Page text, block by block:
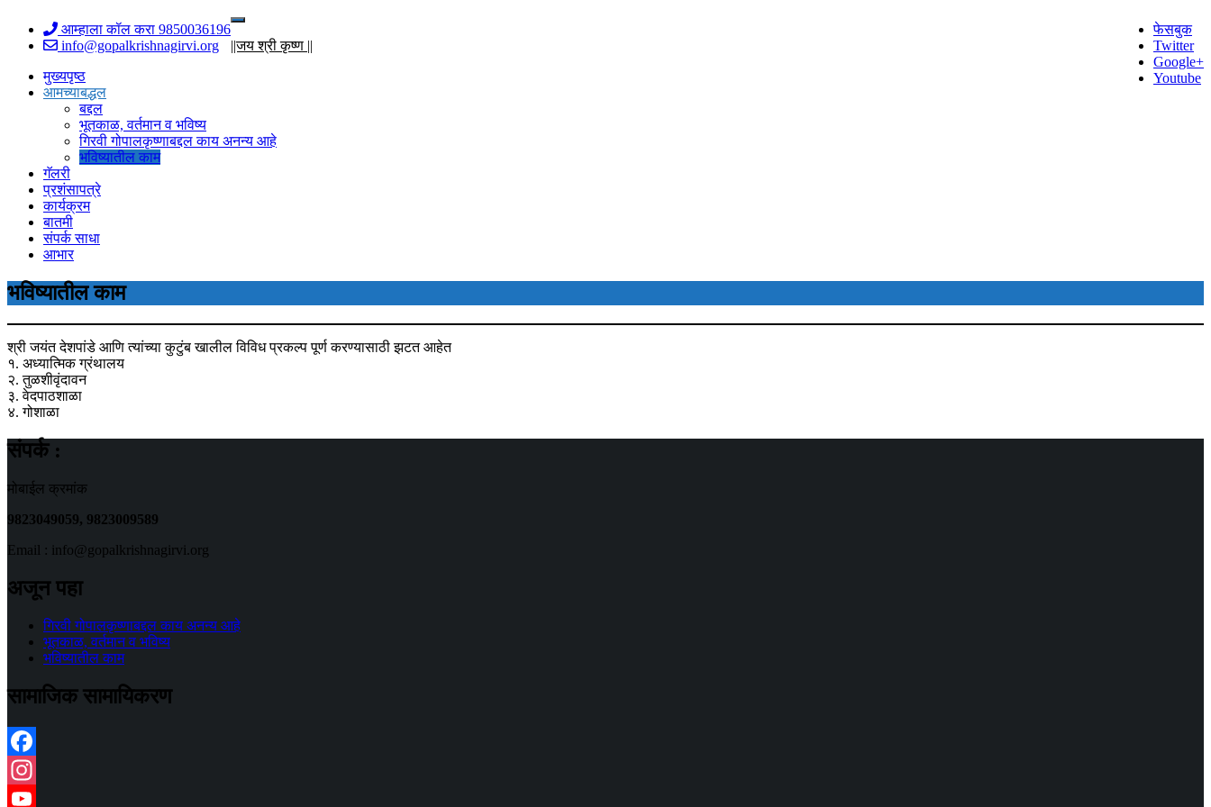
content
आम्हाला कॉल करा 9850036196
info@gopalkrishnagirvi.org
फेसबुक
Twitter
Google+
Youtube
Toggle
navigation
||जय श्री कृष्ण ||
मुख्यपृष्ठ
आमच्याबद्धल
बद्दल
भूतकाळ, वर्तमान व भविष्य
गिरवी गोपालकृष्णाबद्दल काय अनन्य आहे
भविष्यातील काम
गॅलरी
प्रशंसापत्रे
कार्यक्रम
बातमी
संपर्क साधा
आभार
भविष्यातील काम
श्री जयंत देशपांडे आणि त्यांच्या कुटुंब खालील विविध प्रकल्प पूर्ण करण्यासाठी झटत आहेत
१. अध्यात्मिक ग्रंथालय
२. तुळशीवृंदावन
३. वेदपाठशाळा
४. गोशाळा
संपर्क :
मोबाईल क्रमांक
9823049059, 9823009589
Email : info@gopalkrishnagirvi.org
अजून पहा
गिरवी गोपालकृष्णाबद्दल काय अनन्य आहे
भूतकाळ, वर्तमान व भविष्य
भविष्यातील काम
सामाजिक सामायिकरण
Facebook
Instagram